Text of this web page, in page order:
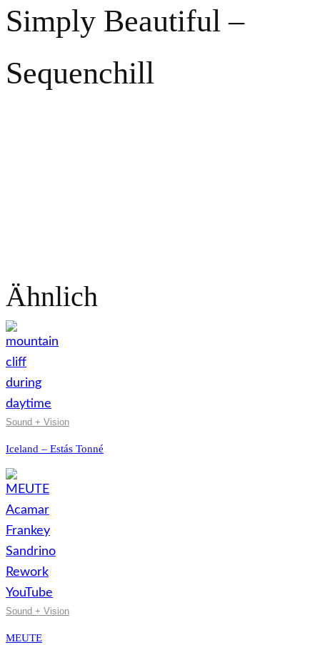
Simply Beautiful –
Sequenchill
Ähnlich
Sound + Vision
Iceland – Estás Tonné
Sound + Vision
MEUTE